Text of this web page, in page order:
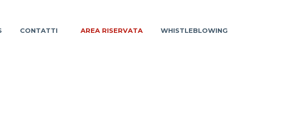
CONTATTI AREA RISERVATA WHISTLEBLOWING